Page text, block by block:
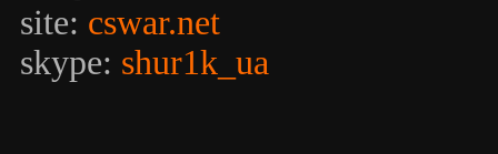
site: cswar.net
skype: shur1k_ua